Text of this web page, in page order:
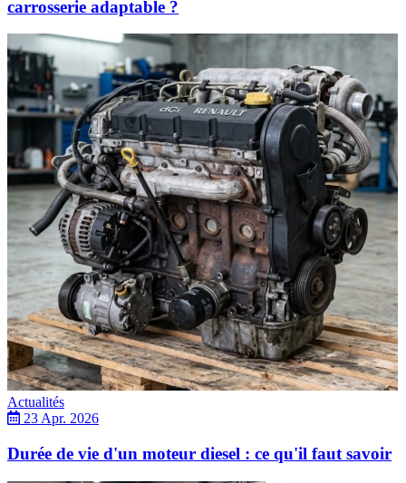
carrosserie adaptable ?
Actualités
23 Apr. 2026
Durée de vie d'un moteur diesel : ce qu'il faut savoir